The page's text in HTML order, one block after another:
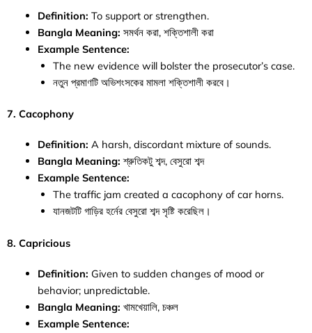
Definition: To support or strengthen.
Bangla Meaning: সমর্থন করা, শক্তিশালী করা
Example Sentence:
The new evidence will bolster the prosecutor’s case.
নতুন প্রমাণটি অভিশংসকের মামলা শক্তিশালী করবে।
7. Cacophony
Definition: A harsh, discordant mixture of sounds.
Bangla Meaning: শ্রুতিকটু শব্দ, বেসুরো শব্দ
Example Sentence:
The traffic jam created a cacophony of car horns.
যানজটটি গাড়ির হর্নের বেসুরো শব্দ সৃষ্টি করেছিল।
8. Capricious
Definition: Given to sudden changes of mood or
behavior; unpredictable.
Bangla Meaning: খামখেয়ালি, চঞ্চল
Example Sentence: